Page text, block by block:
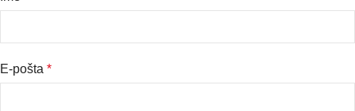
E-pošta *